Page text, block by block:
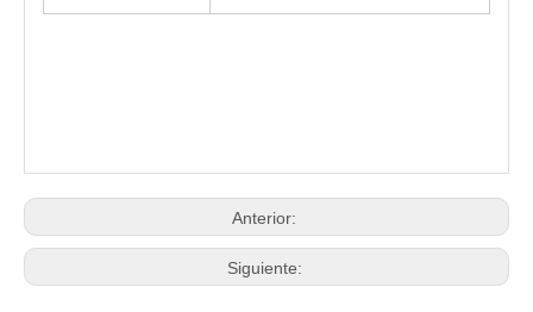
Anterior:
Siguiente: